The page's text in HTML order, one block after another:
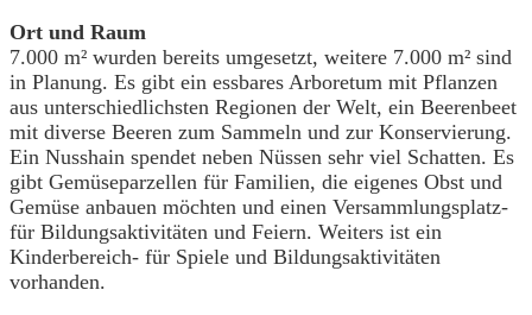
Ort und Raum
7.000 m² wurden bereits umgesetzt, weitere 7.000 m² sind
in Planung. Es gibt ein essbares Arboretum mit Pflanzen
aus unterschiedlichsten Regionen der Welt, ein Beerenbeet
mit diverse Beeren zum Sammeln und zur Konservierung.
Ein Nusshain spendet neben Nüssen sehr viel Schatten. Es
gibt Gemüseparzellen für Familien, die eigenes Obst und
Gemüse anbauen möchten und einen Versammlungsplatz-
für Bildungsaktivitäten und Feiern. Weiters ist ein
Kinderbereich- für Spiele und Bildungsaktivitäten
vorhanden.